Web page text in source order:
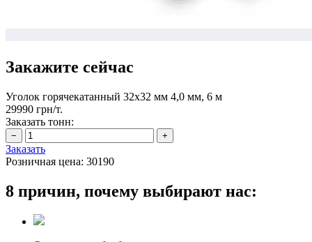
Закажите сейчас
Уголок горячекатанный 32х32 мм 4,0 мм, 6 м
29990 грн/т.
Заказать тонн:
Заказать
Розничная цена: 30190
8 причин, почему выбирают нас: